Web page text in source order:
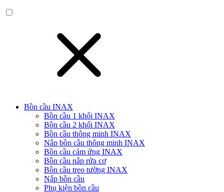
Bồn cầu INAX
Bồn cầu 1 khối INAX
Bồn cầu 2 khối INAX
Bồn cầu thông minh INAX
Nắp bồn cầu thông minh INAX
Bồn cầu cảm ứng INAX
Bồn cầu nắp rửa cơ
Bồn cầu treo tường INAX
Nắp bồn cầu
Phụ kiện bồn cầu